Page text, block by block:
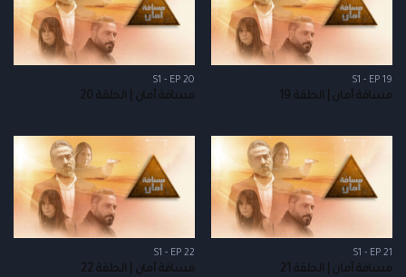
S1 - EP 19
مسافة أمان | الحلقة 19
S1 - EP 20
مسافة أمان | الحلقة 20
S1 - EP 21
مسافة أمان | الحلقة 21
S1 - EP 22
مسافة أمان | الحلقة 22